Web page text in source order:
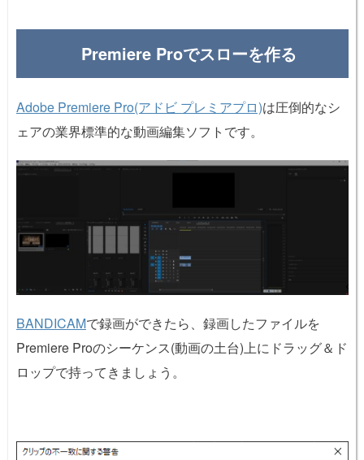
Premiere Proでスローを作る
Adobe Premiere Pro(アドビ プレミアプロ)は圧倒的なシ
ェアの業界標準的な動画編集ソフトです。
BANDICAMで録画ができたら、録画したファイルを
Premiere Proのシーケンス(動画の土台)上にドラッグ＆ド
ロップで持ってきましょう。